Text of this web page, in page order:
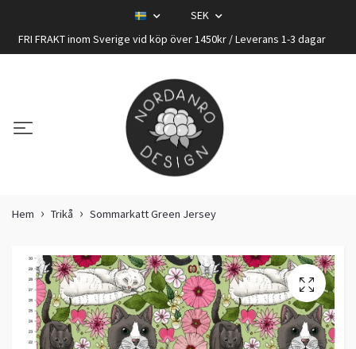
SEK
FRI FRAKT inom Sverige vid köp över 1450kr / Leverans 1-3 dagar
Hem Trikå Sommarkatt Green Jersey